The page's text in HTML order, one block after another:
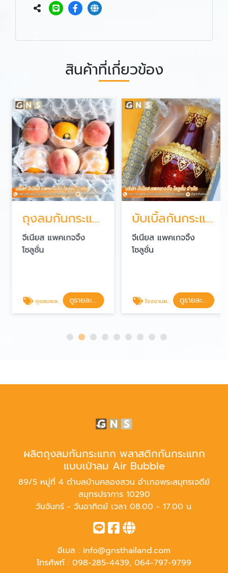
สินค้าที่เกี่ยวข้อง
ถุงลมกันกระแทก ใกล้ฉัน
จีเนียส แพคเกจจิ้ง
โซลูชั่น
ถุงลมพลาสติกกันกระแทก ราคาส่ง ดูรายละเอียด
บับเบิ้ลกันกระแทก
จีเนียส แพคเกจจิ้ง
โซลูชั่น
โรงงานผลิต air bubble ดูรายละเอียด
ผลิตถุงลมกันกระแทก พลาสติกกันกระแทก
แบบเป่าลม Air Bubble
89/5 หมู่ที่ 4 ตำบลบ้านคลองสวน อำเภอพระสมุทรเจดีย์
สมุทรปราการ 10290
วันจันทร์ - วันอาทิตย์ เวลา 08.00 - 17.00 น.
อีเมล : info@gnsthailand.com
โทรศัพท์ : 098-285-4439, 064-797-9799